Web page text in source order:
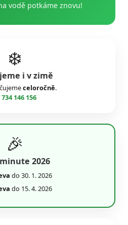
vodě potkáme znovu!
❄️
i v zimě
celoročně.
734 146 156
🎉
2026
do 30. 1. 2026
do 15. 4. 2026